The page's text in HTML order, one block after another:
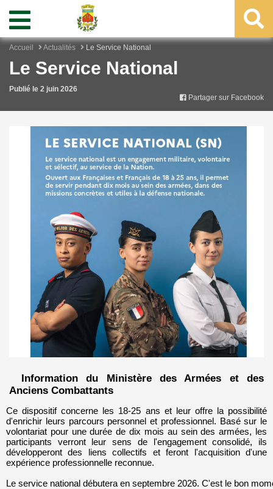
Accueil Actualités Le Service National
Le Service National
Publié le 2 juin 2026
Partager sur Facebook
Information du Ministère des Armées et des
Anciens Combattants
Ce dispositif concerne les 18-25 ans et leur offre la possibilité
d'enrichir leurs parcours personnel et professionnel. Basé sur le
volontariat pour une durée de dix mois au sein des armées, les
participants verront leur sens de l'engagement consolidé, ils
développeront des liens collectifs et feront l'acquisition d'une
expérience professionnelle reconnue.
Le service national débutera en septembre 2026. C'est le bon